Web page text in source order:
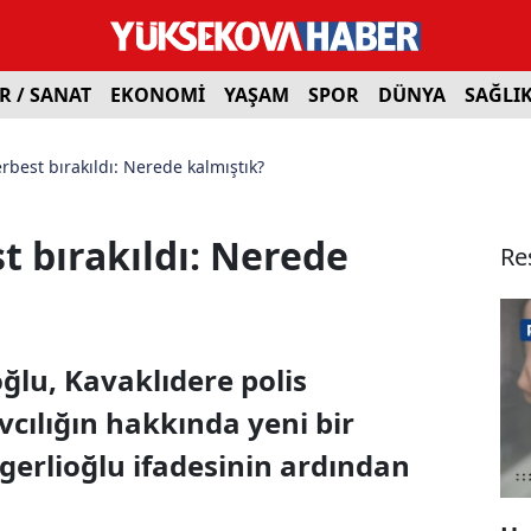
/ SANAT EKONOMİ YAŞAM SPOR DÜNYA
bırakıldı: Nerede kalmıştık?
Nerede
Kavaklıdere polis
hakkında yeni bir
ifadesinin ardından